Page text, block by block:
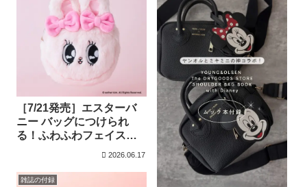
［7/21発売］エスターバ
ニー バッグにつけられ
る！ふわふわフェイスポ
2026.06.17
雑誌の付録